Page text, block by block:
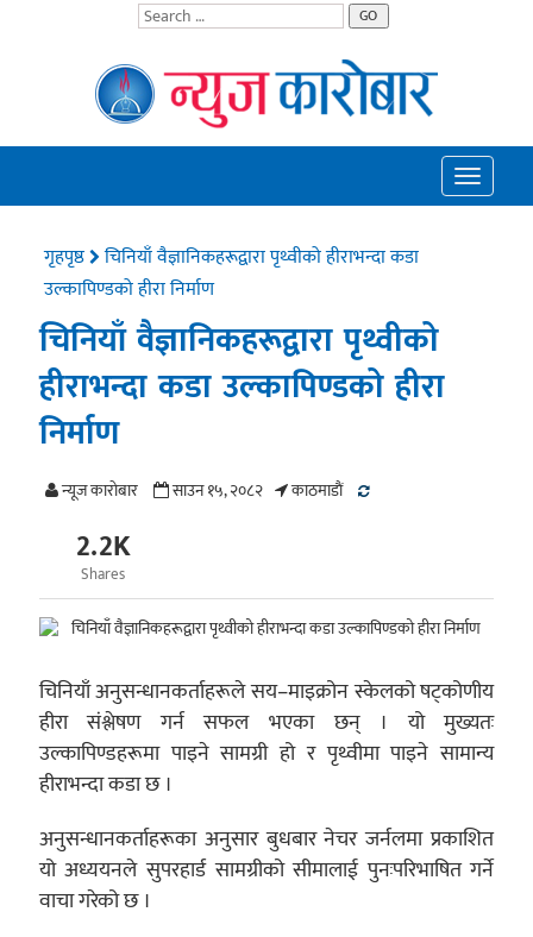
GO
Toggle
गृहपृष्ठ
चिनियाँ वैज्ञानिकहरूद्वारा पृथ्वीको हीराभन्दा कडा
उल्कापिण्डको हीरा निर्माण
चिनियाँ वैज्ञानिकहरूद्वारा पृथ्वीको
हीराभन्दा कडा उल्कापिण्डको हीरा
निर्माण
न्यूज काराेबार साउन १५, २०८२ काठमाडाैं
2.2K
Shares
चिनियाँ अनुसन्धानकर्ताहरूले सय–माइक्रोन स्केलको षट्कोणीय
हीरा संश्लेषण गर्न सफल भएका छन् । यो मुख्यतः
उल्कापिण्डहरूमा पाइने सामग्री हो र पृथ्वीमा पाइने सामान्य
हीराभन्दा कडा छ ।
अनुसन्धानकर्ताहरूका अनुसार बुधबार नेचर जर्नलमा प्रकाशित
यो अध्ययनले सुपरहार्ड सामग्रीको सीमालाई पुनःपरिभाषित गर्ने
वाचा गरेको छ ।